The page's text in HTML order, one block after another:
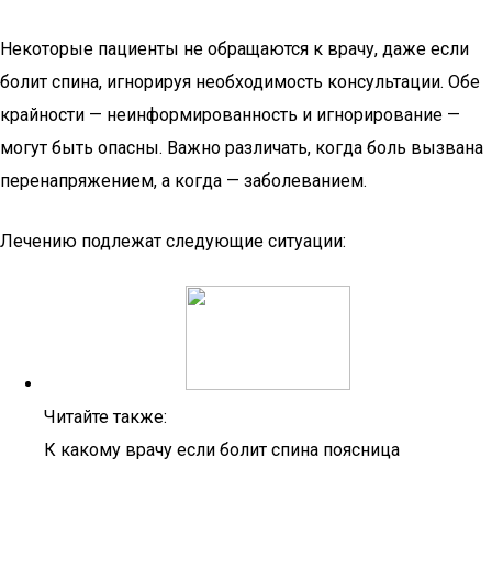
Некоторые пациенты не обращаются к врачу, даже если
болит спина, игнорируя необходимость консультации. Обе
крайности — неинформированность и игнорирование —
могут быть опасны. Важно различать, когда боль вызвана
перенапряжением, а когда — заболеванием.
Лечению подлежат следующие ситуации:
Читайте также:
К какому врачу если болит спина поясница